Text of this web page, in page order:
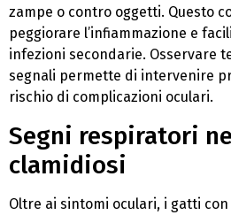
zampe o contro oggetti. Questo
peggiorare l’infiammazione e
infezioni secondarie. Osservare
segnali permette di intervenire
rischio di complicazioni oculari.
Segni respiratori
clamidiosi
Oltre ai sintomi oculari, i gatti con